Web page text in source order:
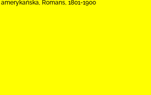
Romans, 1801-1900